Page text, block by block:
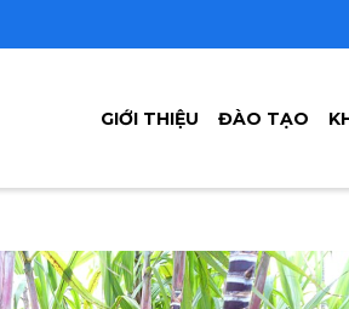
GIỚI THIỆU ĐÀO TẠO